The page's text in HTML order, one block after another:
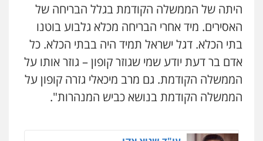
היתה של הממשלה הקודמת בגלל הבריחה של
האסירים. מיד אחרי הבריחה מכלא גלבוע בוטנו
בתי הכלא. דגל ישראל תמיד היה בבתי הכלא. כל
אדם בר דעת יודע שמי שגוזר קופון – גוזר אותו על
הממשלה הקודמת. גם מרב מיכאלי גזרה קופון על
הממשלה הקודמת בנושא כביש המנהרות".
עו"ד עלי סעדי
פשיעה חמורה ליווי וייצוג בחקירות
ומעצרים
0508824984
עו"ד תומר בנישתי
פלילי מעצרים וחקירות צווארון לבן פשיעה
חמורה